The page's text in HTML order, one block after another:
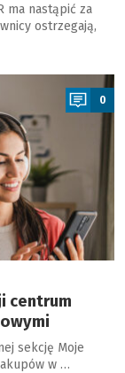
ma nastąpić za
ostrzegają,
0
centrum
sekcję Moje
w …